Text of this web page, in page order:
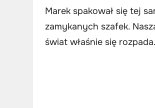
Marek spakował się tej
zamykanych szafek.
świat właśnie się rozpada.